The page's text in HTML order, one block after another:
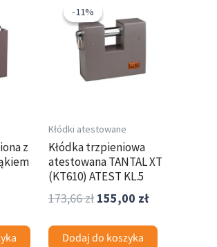
z
-11%
-11%
Kłódki atestowane
Kłódka trzpieniowa
atestowana TANTAL XT
(KT610) ATEST KL.5
173,66zł
cena
wynosiła:
173,66 zł.
155,00 zł
Dodaj do koszyka